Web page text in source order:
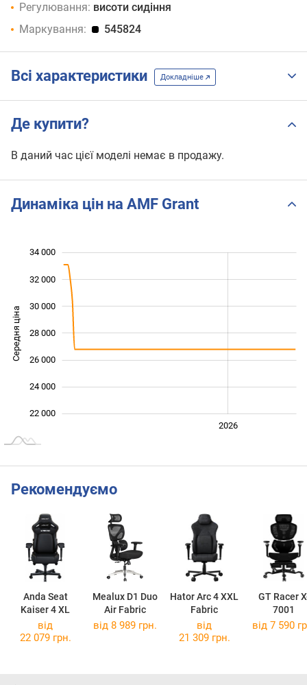
Регулювання: висоти сидіння
Маркування:
545824
Всі характеристики Докладніше
Де купити?
В даний час цієї моделі немає в продажу.
Динаміка цін на AMF Grant
Середня ціна 22 000
22 000
24 000
26 000
28 000
30 000
32 000
34 000
2026
Рекомендуємо
Anda Seat
Kaiser 4 XL
Mealux D1 Duo
Air Fabric
Hator Arc 4 XXL
Fabric
GT Racer
7001
від
22 079 грн.
від 8 989 грн.
від
21 309 грн.
від 7 590